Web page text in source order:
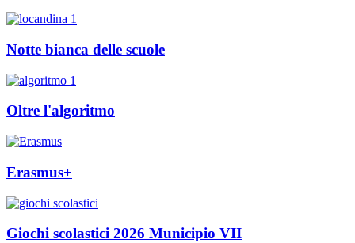
Notte bianca delle scuole
Oltre l'algoritmo
Erasmus+
Giochi scolastici 2026 Municipio VII